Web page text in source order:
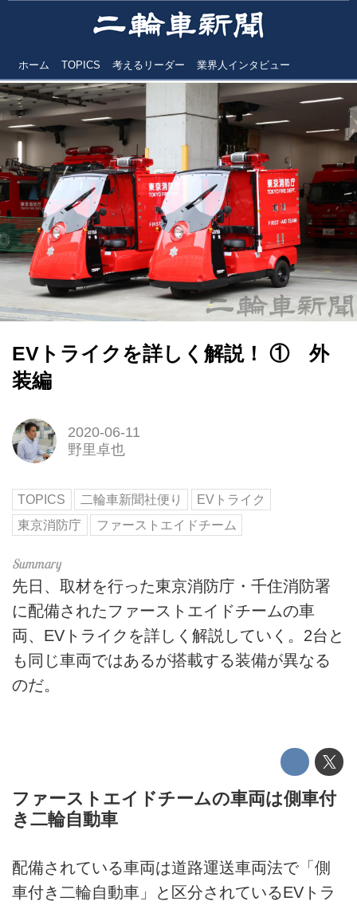
ホーム TOPICS 考えるリーダー 業界人インタビュー
EVトライクを詳しく解説！ ① 外
装編
2020-06-11
野里卓也
TOPICS 二輪車新聞社便り
EVトライク
東京消防庁
ファーストエイドチーム
先日、取材を行った東京消防庁・千住消防署
に配備されたファーストエイドチームの車
両、EVトライクを詳しく解説していく。2台と
も同じ車両ではあるが搭載する装備が異なる
のだ。
ファーストエイドチームの車両は側車付
き二輪自動車
配備されている車両は道路運送車両法で「側
車付き二輪自動車」と区分されているEVトラ